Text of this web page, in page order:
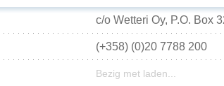
c/o Wetteri Oy, P.O. Box
(+358) (0)20 7788 200
Bezig met laden...